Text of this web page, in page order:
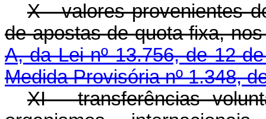
X - valores provenientes
de apostas de quota fixa,
A, da Lei nº 13.756, de 12
Medida Provisória nº 1.348,
XI - transferências